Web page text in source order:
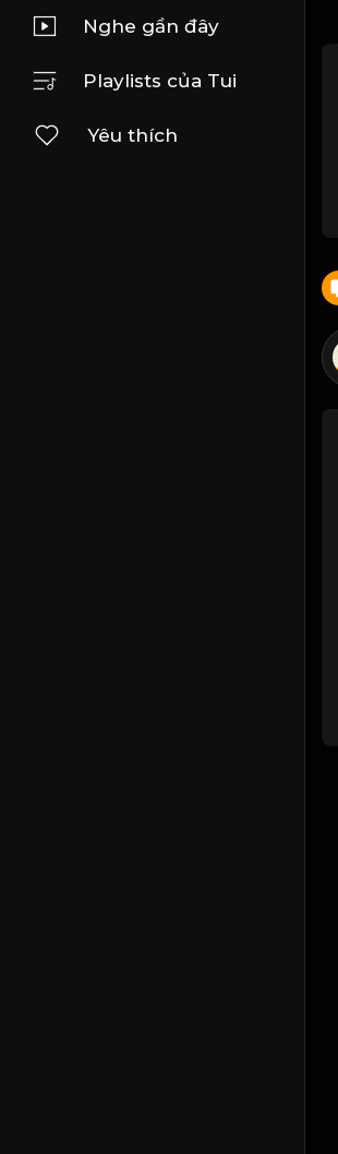
Nghe gần đây
Playlists của Tui
Yêu thích